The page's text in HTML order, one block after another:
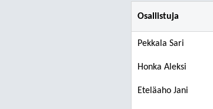
Osallistuja
Pekkala Sari
Honka Aleksi
Eteläaho Jani